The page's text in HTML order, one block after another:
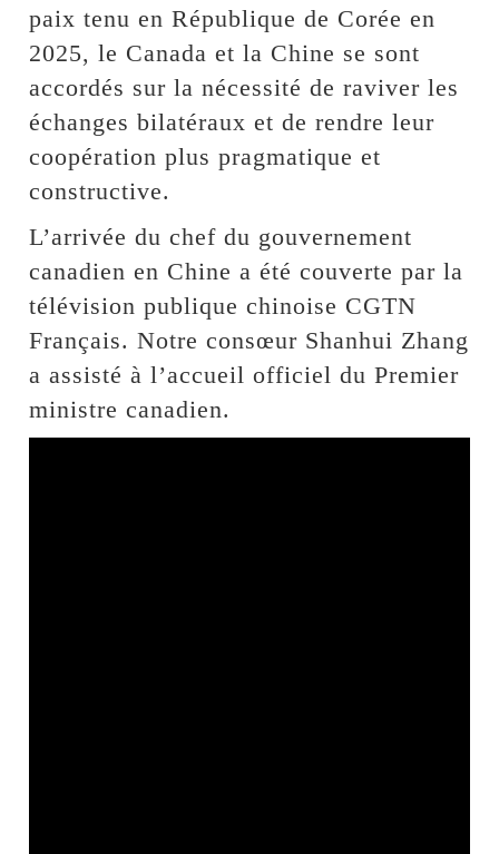
paix tenu en République de Corée en
2025, le Canada et la Chine se sont
accordés sur la nécessité de raviver les
échanges bilatéraux et de rendre leur
coopération plus pragmatique et
constructive.
L’arrivée du chef du gouvernement
canadien en Chine a été couverte par la
télévision publique chinoise CGTN
Français. Notre consœur Shanhui Zhang
a assisté à l’accueil officiel du Premier
ministre canadien.